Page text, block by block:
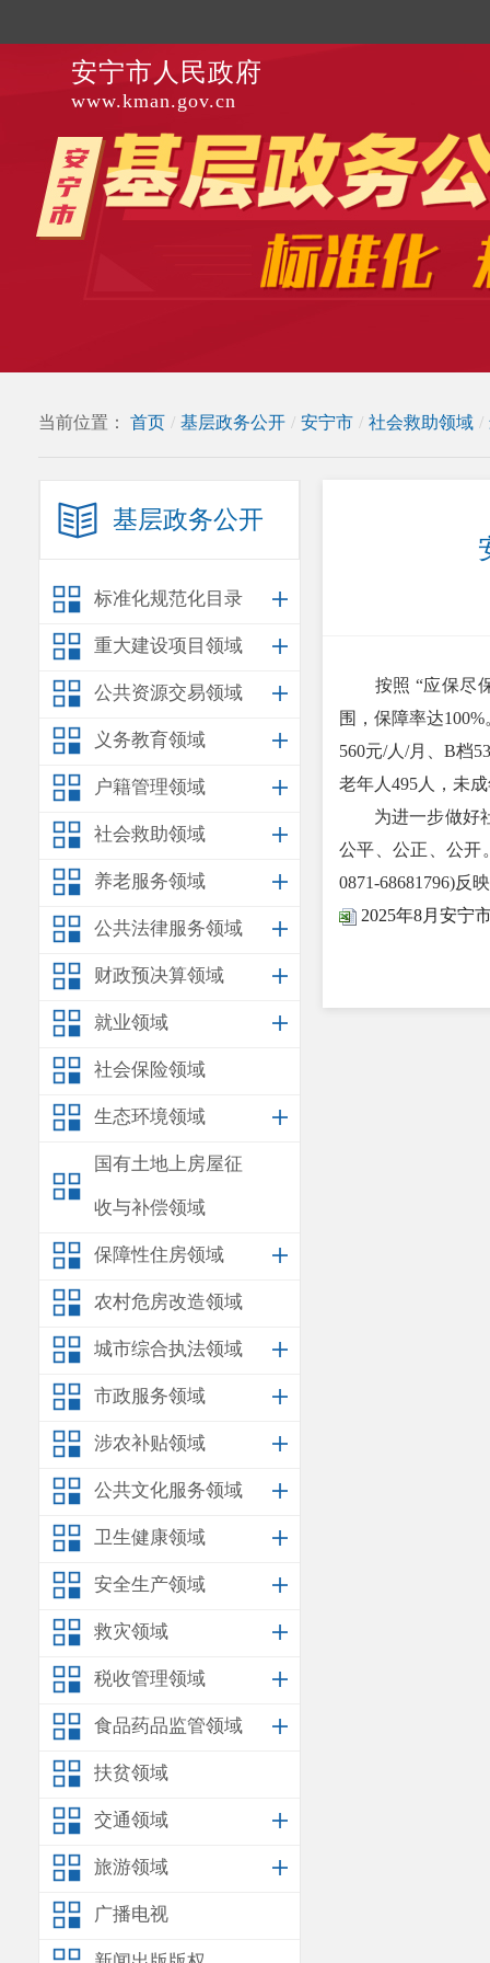
安宁市人民政府
www.kman.gov.cn
当前位置： 首页 / 基层政务公开 / 安宁市 / 社会救助领域 /
基层政务公开
标准化规范化目录
重大建设项目领域
公共资源交易领域
义务教育领域
户籍管理领域
社会救助领域
养老服务领域
公共法律服务领域
财政预决算领域
就业领域
社会保险领域
生态环境领域
国有土地上房屋征
收与补偿领域
保障性住房领域
农村危房改造领域
城市综合执法领域
市政服务领域
涉农补贴领域
公共文化服务领域
卫生健康领域
安全生产领域
救灾领域
税收管理领域
食品药品监管领域
扶贫领域
交通领域
旅游领域
广播电视
按照 “应保尽保
围，保障率达
560元/人/月、B档
老年人495人，未
为进一步做好社
公平、公正、公开
0871-68681796)反
2025年8月安宁